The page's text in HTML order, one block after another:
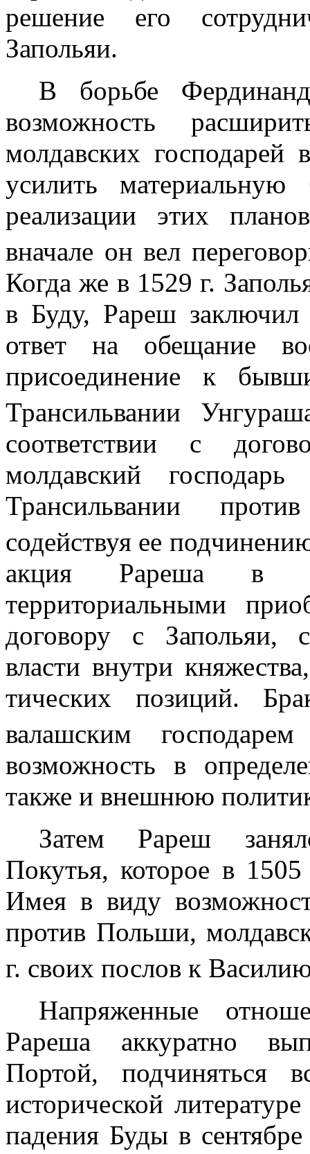
решение его
Запольяи.
В борьбе
возможность
молдавских
усилить
реализации этих
внача­ле он вел
Когда же в 1529 г.
в Буду, Рареш
ответ на обещание
присоединение к
Трансильвании
соответствии с
молдавский
Трансильвании
содействуя ее
акция Рареша в
территориальными
договору с Запольяи,
власти внутри
тических позиций.
валашским
возможность в
также и внешнюю
Затем Рареш
Покутья, кото­рое в 1505
Имея в виду
против Польши,
г. своих послов к
Напряженные
Рареша акку­ратно
Портой, подчиняться
исторической
падения Буды в